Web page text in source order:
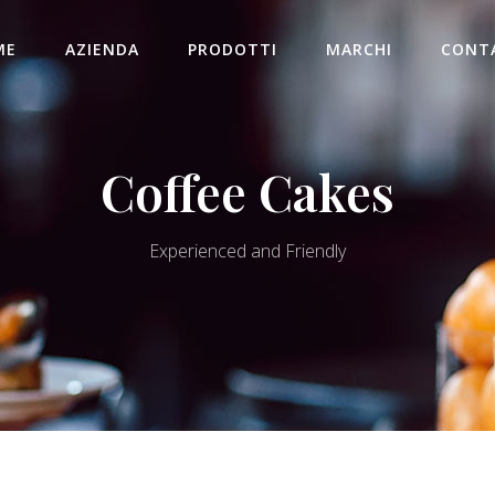
AZIENDA PRODOTTI MARCHI
Coffee Cakes
Experienced and Friendly